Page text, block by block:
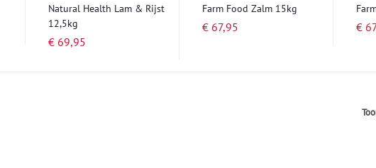
Natural Health Lam & Rijst
12,5kg
€ 69,95
Farm Food Zalm 15kg
€ 67,95 €